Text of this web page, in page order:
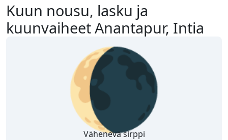
Kuun nousu, lasku ja
kuunvaiheet Anantapur, Intia
🌘
Vähenevä sirppi